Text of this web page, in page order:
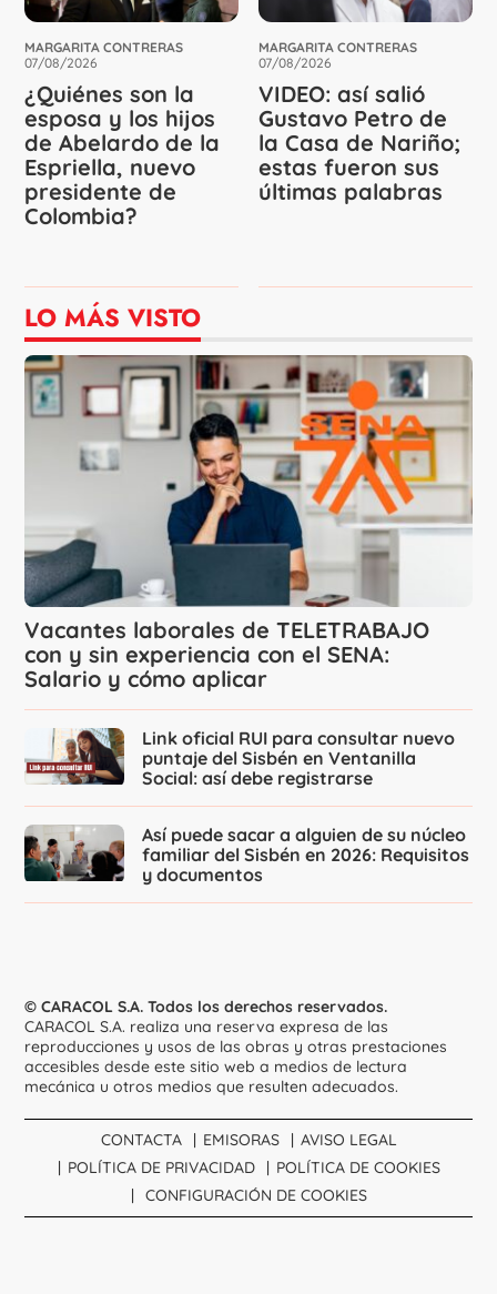
MARGARITA CONTRERAS
07/08/2026
¿Quiénes son la
esposa y los hijos
de Abelardo de la
Espriella, nuevo
presidente de
Colombia?
MARGARITA CONTRERAS
07/08/2026
VIDEO: así salió
Gustavo Petro de
la Casa de Nariño;
estas fueron sus
últimas palabras
LO MÁS VISTO
Vacantes laborales de TELETRABAJO
con y sin experiencia con el SENA:
Salario y cómo aplicar
Link oficial RUI para consultar nuevo
puntaje del Sisbén en Ventanilla
Social: así debe registrarse
Así puede sacar a alguien de su núcleo
familiar del Sisbén en 2026: Requisitos
y documentos
© CARACOL S.A. Todos los derechos reservados.
CARACOL S.A. realiza una reserva expresa de las
reproducciones y usos de las obras y otras prestaciones
accesibles desde este sitio web a medios de lectura
mecánica u otros medios que resulten adecuados.
CONTACTA EMISORAS
AVISO LEGAL
POLÍTICA DE PRIVACIDAD
POLÍTICA DE COOKIES
CONFIGURACIÓN DE COOKIES